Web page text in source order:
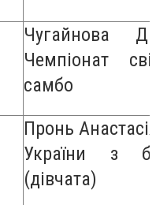
Чугайнова
Чемпіонат
самбо
Пронь
України з
(дівчата)